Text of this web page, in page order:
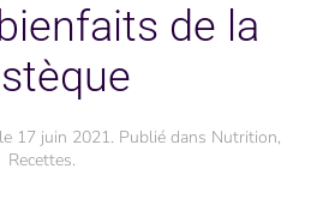
de la
le 17 juin 2021. Publié dans Nutrition,
Recettes.